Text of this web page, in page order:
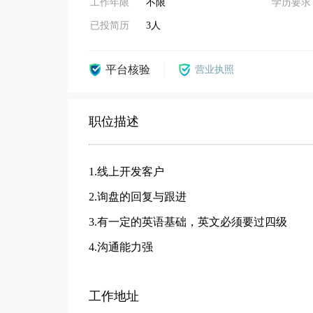
工作年限 不限
已投简历 3人
学历要求
平台核验 营业执照
职位描述
1.线上开发客户
2.询盘的回复与跟进
3.有一定的英语基础，英文必须要过四级
4.沟通能力强
工作地址